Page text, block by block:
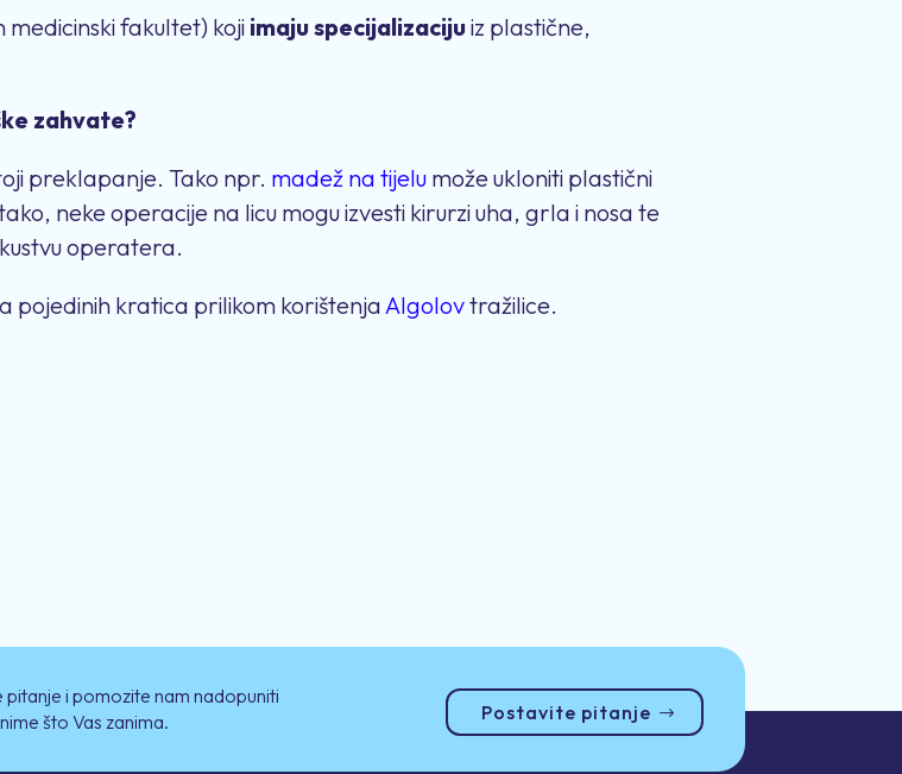
medicinski fakultet) koji imaju specijalizacijuiz plastične,
zahvate?
preklapanje. Tako npr. madež na tijelu može ukloniti plastični
neke operacije na licu mogu izvesti kirurzi uha, grla i nosa te
operatera.
pojedinih kratica prilikom korištenja Algolovtražilice.
pitanje i pomozite nam nadopuniti
što Vas zanima.
Postavite pitanje